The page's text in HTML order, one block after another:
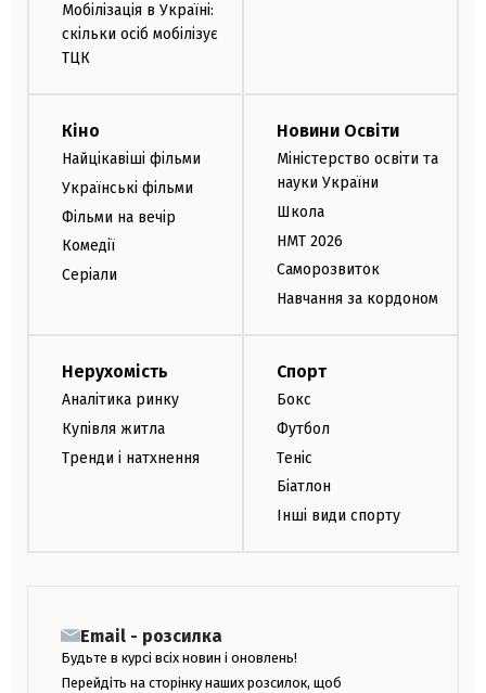
Мобілізація в Україні:
скільки осіб мобілізує
ТЦК
Кіно
Найцікавіші фільми
Українські фільми
Фільми на вечір
Комедії
Серіали
Новини Освіти
Міністерство освіти та
науки України
Школа
НМТ 2026
Саморозвиток
Навчання за кордоном
Нерухомість
Аналітика ринку
Купівля житла
Тренди і натхнення
Спорт
Бокс
Футбол
Теніс
Біатлон
Інші види спорту
Email - розсилка
Будьте в курсі всіх новин і оновлень!
Перейдіть на сторінку наших розсилок, щоб